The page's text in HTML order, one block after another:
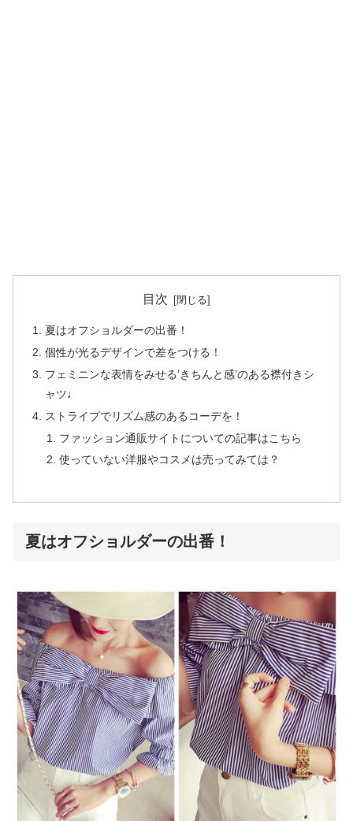
目次
夏はオフショルダーの出番！
個性が光るデザインで差をつける！
フェミニンな表情をみせる’きちんと感’のある襟付きシ
ャツ♩
ストライプでリズム感のあるコーデを！
ファッション通販サイトについての記事はこちら
使っていない洋服やコスメは売ってみては？
夏はオフショルダーの出番！